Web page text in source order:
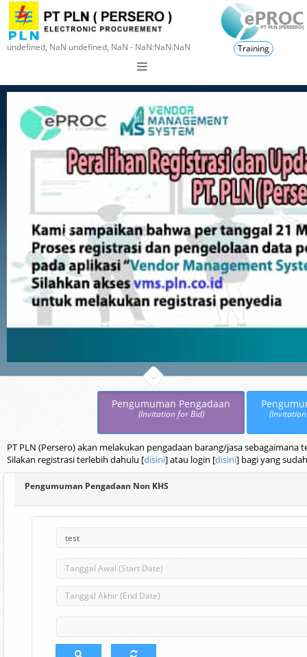
undefined, NaN undefined, NaN - NaN:NaN:NaN Training
Pengumuman Pengadaan
(Invitation for Bid)
PT PLN (Persero) akan melakukan pengadaan barang/jasa
Silakan registrasi terlebih dahulu [disini] atau login [disini] bagi yang
Pengumuman Pengadaan Non KHS